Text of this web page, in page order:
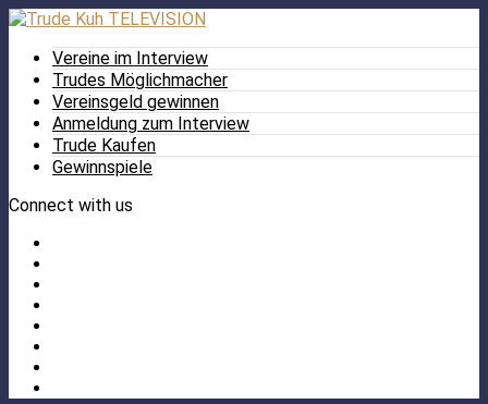
Vereine im Interview
Trudes Möglichmacher
Vereinsgeld gewinnen
Anmeldung zum Interview
Trude Kaufen
Gewinnspiele
Connect with us